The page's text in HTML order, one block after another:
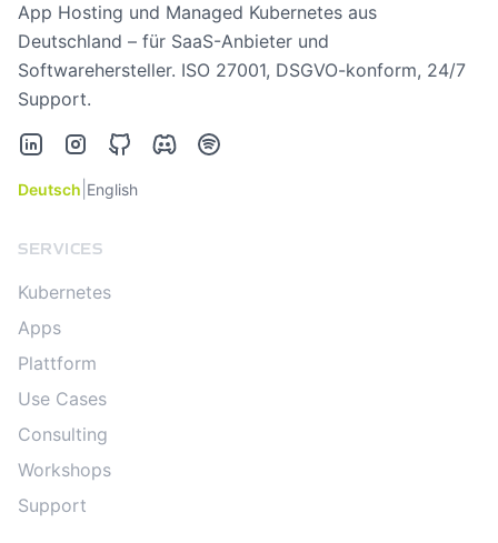
App Hosting und Managed Kubernetes aus
Deutschland – für SaaS-Anbieter und
Softwarehersteller. ISO 27001, DSGVO-konform, 24/7
Support.
LinkedInInstagramGitHubDiscordSpotify
Deutsch English
SERVICES
Kubernetes
Apps
Plattform
Use Cases
Consulting
Workshops
Support